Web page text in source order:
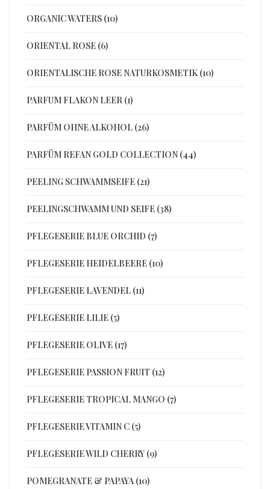
ORGANIC WATERS (10)
ORIENTAL ROSE (6)
ORIENTALISCHE ROSE NATURKOSMETIK (10)
PARFUM FLAKON LEER (1)
PARFÜM OHNE ALKOHOL (26)
PARFÜM REFAN GOLD COLLECTION (44)
PEELING SCHWAMMSEIFE (21)
PEELINGSCHWAMM UND SEIFE (38)
PFLEGESERIE BLUE ORCHID (7)
PFLEGESERIE HEIDELBEERE (10)
PFLEGESERIE LAVENDEL (11)
PFLEGESERIE LILIE (5)
PFLEGESERIE OLIVE (17)
PFLEGESERIE PASSION FRUIT (12)
PFLEGESERIE TROPICAL MANGO (7)
PFLEGESERIE VITAMIN C (5)
PFLEGESERIE WILD CHERRY (9)
POMEGRANATE & PAPAYA (10)